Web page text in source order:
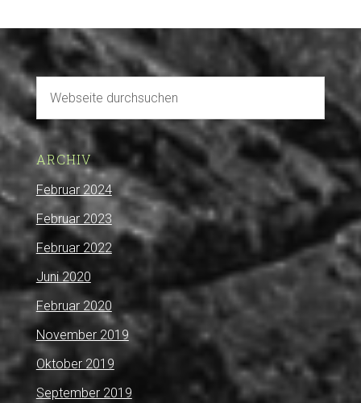
ARCHIV
Februar 2024
Februar 2023
Februar 2022
Juni 2020
Februar 2020
November 2019
Oktober 2019
September 2019